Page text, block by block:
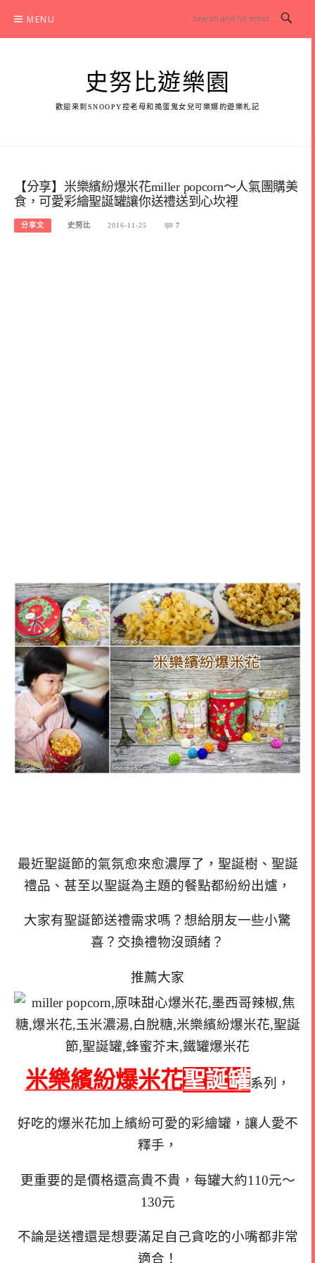
content
MENU
史努比遊樂園
歡迎來到SNOOPY控老母和搗蛋鬼女兒可樂娜的遊樂札記
【分享】米樂繽紛爆米花miller popcorn～人氣團購美
食，可愛彩繪聖誕罐讓你送禮送到心坎裡
分享文 史努比 2016-11-25 7
最近聖誕節的氣氛愈來愈濃厚了，聖誕樹、聖誕
禮品、甚至以聖誕為主題的餐點都紛紛出爐，
大家有聖誕節送禮需求嗎？想給朋友一些小驚
喜？交換禮物沒頭緒？
推薦大家
米樂繽紛爆米花聖誕罐系列，
好吃的爆米花加上繽紛可愛的彩繪罐，讓人愛不
釋手，
更重要的是價格還高貴不貴，每罐大約110元～
130元
不論是送禮還是想要滿足自己貪吃的小嘴都非常
適合！